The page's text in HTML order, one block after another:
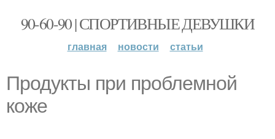
90-60-90 | СПОРТИВНЫЕ ДЕВУШКИ
главная новости статьи
Продукты при проблемной
коже